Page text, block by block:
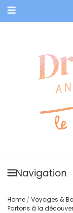
Navigation
Home / Voyages &
Partons à la